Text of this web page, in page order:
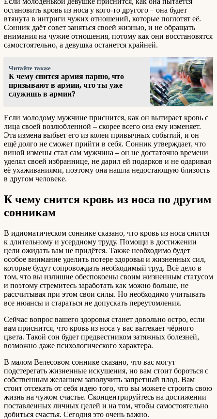
остановить кровь из носа у кого-то другого – она будет
втянута в интриги чужих отношений, которые поглотят её.
Сонник даёт совет заняться своей жизнью, и не обращать
внимания на чужие отношения, потому как они восстановятся
самостоятельно, а девушка останется крайней.
Читайте также
К чему снится армия парню, что
призывают в армии, что ты уже
служишь в армии?
Если молодому мужчине приснится, как он вытирает кровь с
лица своей возлюбленной – скорее всего она ему изменяет.
Эта измена выбьет его из колеи привычных событий, и он
ещё долго не сможет прийти в себя. Сонник утверждает, что
виной измены стал сам мужчина – он не достаточно времени
уделял своей избраннице, не дарил ей подарков и не одаривал
её ухаживаниями, поэтому она нашла недостающую близость
в другом человеке.
К чему снится кровь из носа по другим
сонникам
В идиоматическом соннике сказано, что кровь из носа снится
к длительному и усердному труду. Помощи в достижении
цели ожидать вам не придётся. Также необходимо будет
особое внимание уделить потере здоровья и жизненных сил,
которые будут сопровождать необходимый труд. Всё дело в
том, что вы излишне обеспокоены своим жизненным статусом
и поэтому стремитесь заработать как можно больше, не
рассчитывая при этом свои силы. Но необходимо учитывать
все нюансы и стараться не допускать переутомления.
Сейчас вопрос вашего здоровья станет довольно остро, если
вам приснится, что кровь из носа у вас вытекает чёрного
цвета. Такой сон будет предвестником затяжных болезней,
возможно даже психологического характера.
В малом Велесовом соннике сказано, что вас могут
подстерегать жизненные искушения, но вам стоит бороться с
собственным желанием заполучить запретный плод. Вам
стоит отсекать от себя идею того, что вы можете строить свою
жизнь на чужом счастье. Сконцентрируйтесь на достижении
поставленных личных целей и на том, чтобы самостоятельно
добиться счастья. Сегодня это очень важно.